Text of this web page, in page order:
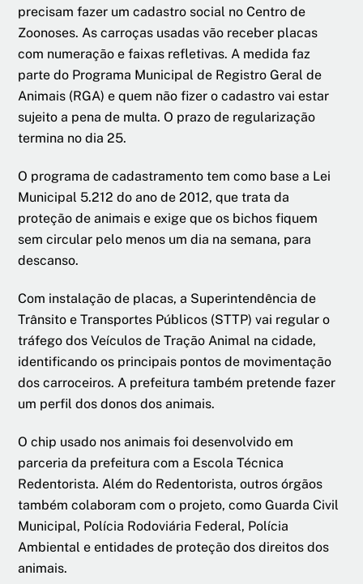
precisam fazer um cadastro social no Centro de
Zoonoses. As carroças usadas vão receber placas
com numeração e faixas refletivas. A medida faz
parte do Programa Municipal de Registro Geral de
Animais (RGA) e quem não fizer o cadastro vai estar
sujeito a pena de multa. O prazo de regularização
termina no dia 25.
O programa de cadastramento tem como base a Lei
Municipal 5.212 do ano de 2012, que trata da
proteção de animais e exige que os bichos fiquem
sem circular pelo menos um dia na semana, para
descanso.
Com instalação de placas, a Superintendência de
Trânsito e Transportes Públicos (STTP) vai regular o
tráfego dos Veículos de Tração Animal na cidade,
identificando os principais pontos de movimentação
dos carroceiros. A prefeitura também pretende fazer
um perfil dos donos dos animais.
O chip usado nos animais foi desenvolvido em
parceria da prefeitura com a Escola Técnica
Redentorista. Além do Redentorista, outros órgãos
também colaboram com o projeto, como Guarda Civil
Municipal, Polícia Rodoviária Federal, Polícia
Ambiental e entidades de proteção dos direitos dos
animais.